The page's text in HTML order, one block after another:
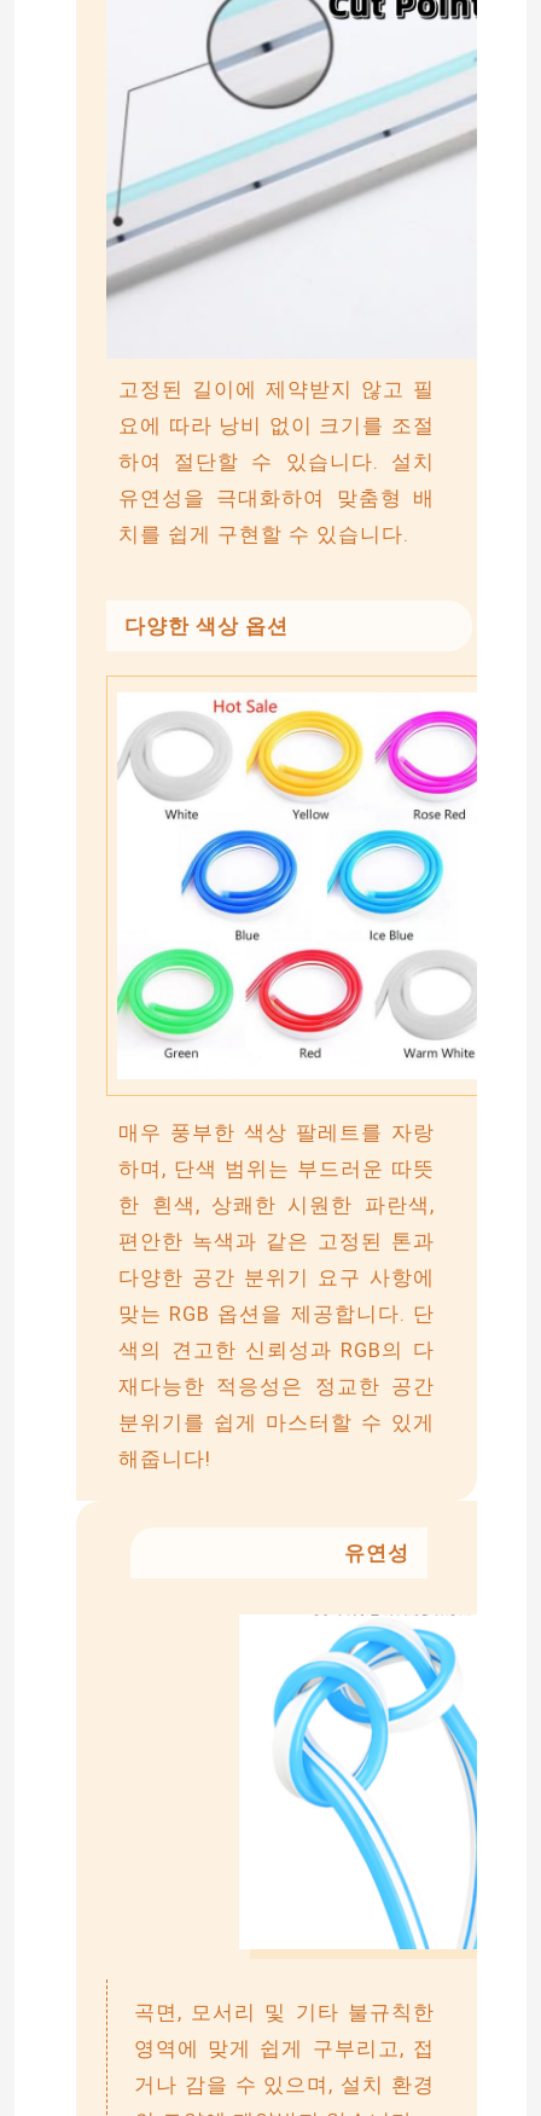
공장 투어
품질 관리
견적 요청
LED 네온사인 스트립 라이트
실리콘 네온사인 스트립 라이트
주도하는 cob 빛
탄력적 주도하는 스트립 라이트
내각 주도하는 스트립 라이트 하에
LED 벽에 설치하는 세척기 빛
선반 led 라이트닝 하에
LED 트랙 라이트 철도
주도하는 선 매달리는 빛
LGP 아크릴 패널
고정된 길이에 제약받지 않고 필
요에 따라 낭비 없이 크기를 조절
하여 절단할 수 있습니다. 설치
유연성을 극대화하여 맞춤형 배
치를 쉽게 구현할 수 있습니다.
다양한 색상 옵션
매우 풍부한 색상 팔레트를 자랑
하며, 단색 범위는 부드러운 따뜻
한 흰색, 상쾌한 시원한 파란색,
편안한 녹색과 같은 고정된 톤과
다양한 공간 분위기 요구 사항에
맞는 RGB 옵션을 제공합니다. 단
색의 견고한 신뢰성과 RGB의 다
재다능한 적응성은 정교한 공간
분위기를 쉽게 마스터할 수 있게
해줍니다!
유연성
곡면, 모서리 및 기타 불규칙한
영역에 맞게 쉽게 구부리고, 접
거나 감을 수 있으며, 설치 환경